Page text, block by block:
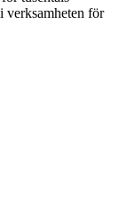
verksamheten för